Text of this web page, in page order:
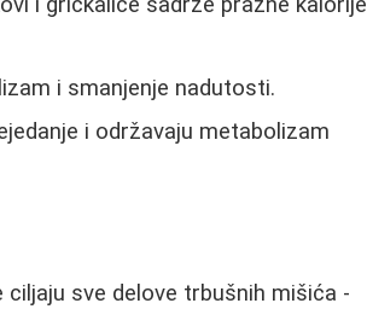
i smanjenje nadutosti.
i održavaju metabolizam
sve delove trbušnih mišića -